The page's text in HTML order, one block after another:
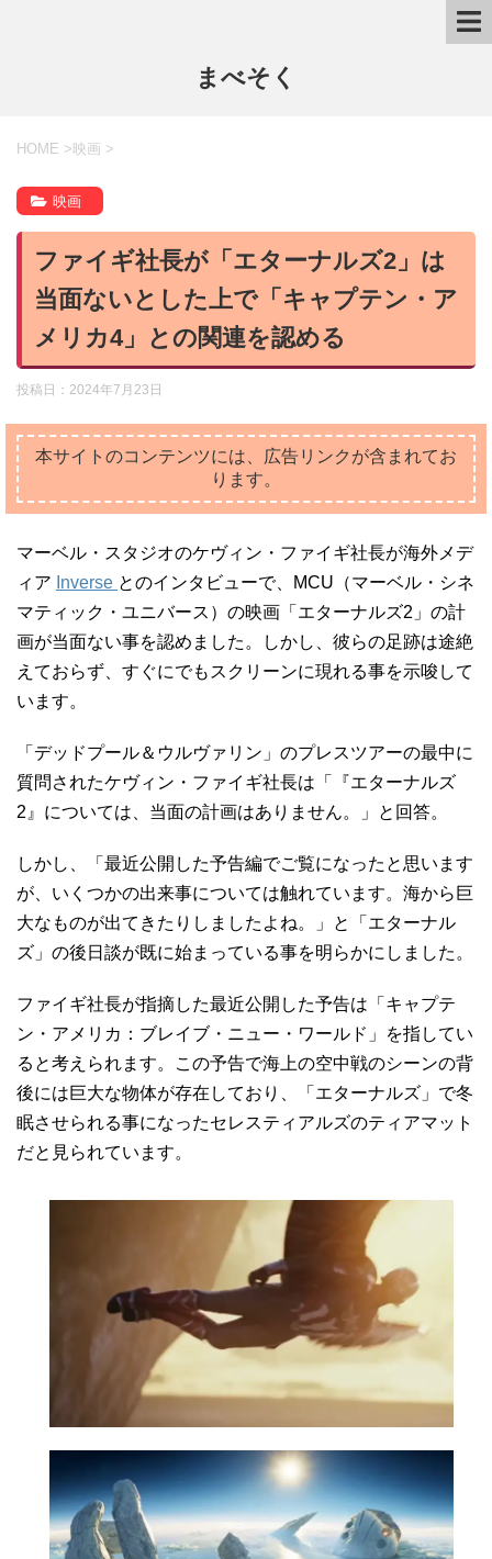
まべそく
HOME > 映画 >
映画
ファイギ社長が「エターナルズ2」は
当面ないとした上で「キャプテン・ア
メリカ4」との関連を認める
投稿日： 2024年7月23日
本サイトのコンテンツには、広告リンクが含まれてお
ります。
マーベル・スタジオのケヴィン・ファイギ社長が海外メデ
ィア
Inverse とのインタビューで、MCU（マーベル・シネ
マティック・ユニバース）の映画「エターナルズ2」の計
画が当面ない事を認めました。しかし、彼らの足跡は途絶
えておらず、すぐにでもスクリーンに現れる事を示唆して
います。
「デッドプール＆ウルヴァリン」のプレスツアーの最中に
質問されたケヴィン・ファイギ社長は「『エターナルズ
2』については、当面の計画はありません。」と回答。
しかし、「最近公開した予告編でご覧になったと思います
が、いくつかの出来事については触れています。海から巨
大なものが出てきたりしましたよね。」と「エターナル
ズ」の後日談が既に始まっている事を明らかにしました。
ファイギ社長が指摘した最近公開した予告は「キャプテ
ン・アメリカ：ブレイブ・ニュー・ワールド」を指してい
ると考えられます。この予告で海上の空中戦のシーンの背
後には巨大な物体が存在しており、「エターナルズ」で冬
眠させられる事になったセレスティアルズのティアマット
だと見られています。